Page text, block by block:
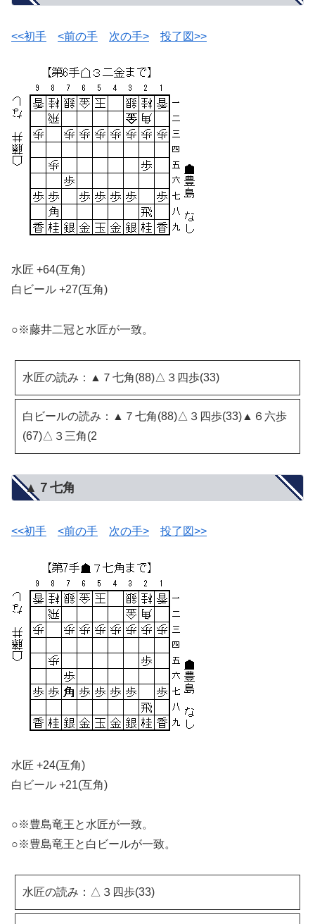
<<初手 <前の手 次の手> 投了図>>
水匠 +64(互角)
白ビール +27(互角)
○※藤井二冠と水匠が一致。
水匠の読み：▲７七角(88)△３四歩(33)
白ビールの読み：▲７七角(88)△３四歩(33)▲６六歩
(67)△３三角(2
▲７七角
<<初手 <前の手 次の手> 投了図>>
水匠 +24(互角)
白ビール +21(互角)
○※豊島竜王と水匠が一致。
○※豊島竜王と白ビールが一致。
水匠の読み：△３四歩(33)